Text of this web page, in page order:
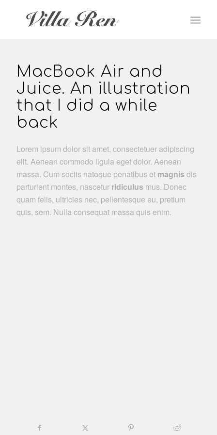
MacBook Air and
Juice. An illustration
that I did a while
back
Lorem ipsum dolor sit amet, consectetuer adipiscing
elit. Aenean commodo ligula eget dolor. Aenean
massa. Cum sociis natoque penatibus et magnis dis
parturient montes, nascetur ridiculus mus. Donec
quam felis, ultricies nec, pellentesque eu, pretium
quis, sem. Nulla consequat massa quis enim.